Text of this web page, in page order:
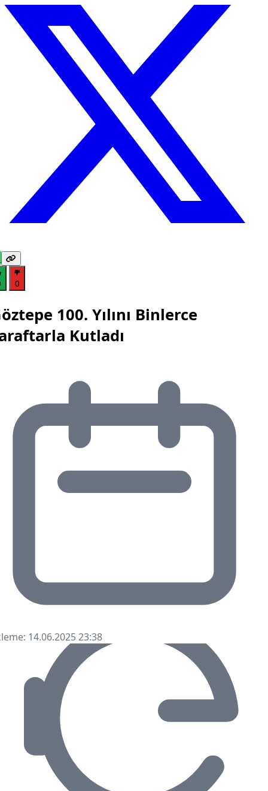
0
100. Yılını Binlerce
Kutladı
14.06.2025 23:38